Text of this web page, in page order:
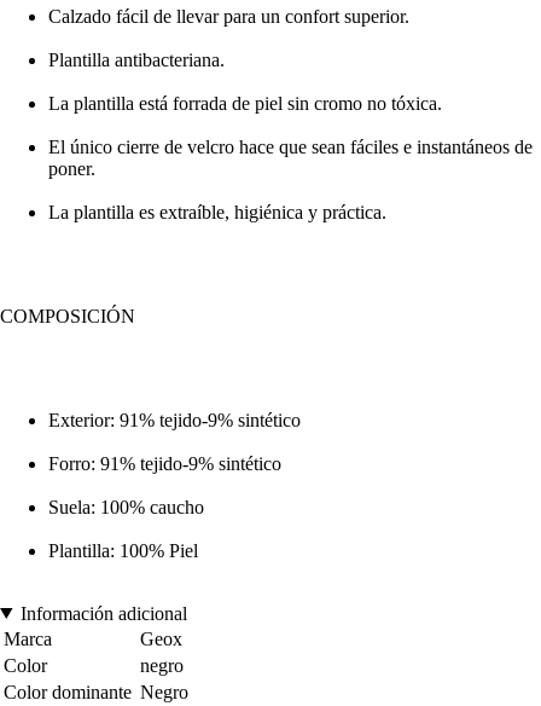
Calzado fácil de llevar para un confort superior.
Plantilla antibacteriana.
La plantilla está forrada de piel sin cromo no tóxica.
El único cierre de velcro hace que sean fáciles e instantáneos de
poner.
La plantilla es extraíble, higiénica y práctica.
COMPOSICIÓN
Exterior: 91% tejido-9% sintético
Forro: 91% tejido-9% sintético
Suela: 100% caucho
Plantilla: 100% Piel
Información adicional
Marca
Geox
Color
negro
Color dominante Negro